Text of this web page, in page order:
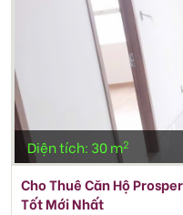
Diện tích: 30 m2
Cho Thuê Căn Hộ
Tốt Mới Nhất